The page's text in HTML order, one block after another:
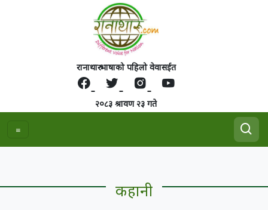
रानाथारु भाषाको पहिलो वेवासईत
२०८३ श्रावण २३ गते
कहानी